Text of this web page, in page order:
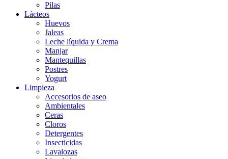
Pilas
Lácteos
Huevos
Jaleas
Leche líquida y Crema
Manjar
Mantequillas
Postres
Yogurt
Limpieza
Accesorios de aseo
Ambientales
Ceras
Cloros
Detergentes
Insecticidas
Lavalozas